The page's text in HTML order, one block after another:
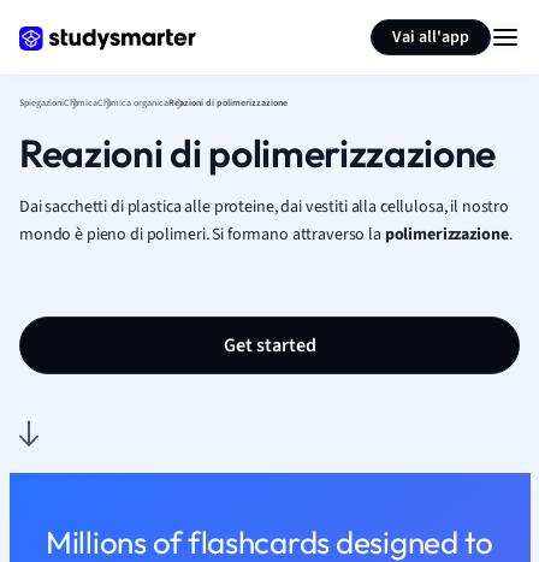
Vai all'app
SpiegazioniChimicaChimica organicaReazioni di polimerizzazione
Reazioni di polimerizzazione
Dai sacchetti di plastica alle proteine, dai vestiti alla cellulosa, il nostro
mondo è pieno di polimeri. Si formano attraverso la polimerizzazione.
Get started
Millions of flashcards designed to
Summarize page